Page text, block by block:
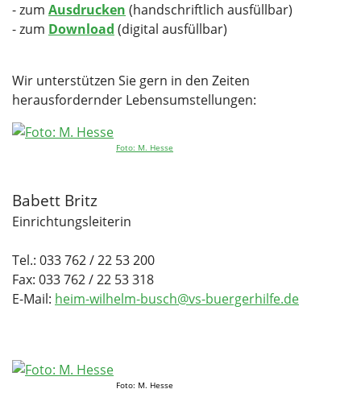
- zum Ausdrucken (handschriftlich ausfüllbar)
- zum Download (digital ausfüllbar)
Wir unterstützen Sie gern in den Zeiten
herausfordernder Lebensumstellungen:
Foto: M. Hesse
Babett Britz
Einrichtungsleiterin
Tel.: 033 762 / 22 53 200
Fax: 033 762 / 22 53 318
E-Mail: heim-wilhelm-busch@vs-buergerhilfe.de
Foto: M. Hesse